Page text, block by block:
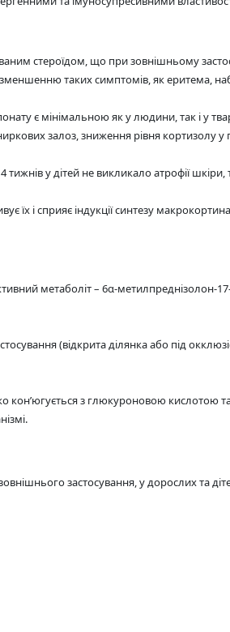
стероїдом, що при зовнішньому
таких симптомів, як еритема,
є мінімальною як у людини, так і у
залоз, зниження рівня кортизолу
у дітей не викликало атрофії
їх і сприяє індукції синтезу
метаболіт – 6α-метилпреднізолон-
(відкрита ділянка або під
з глюкуроновою кислотою
застосування, у дорослих та